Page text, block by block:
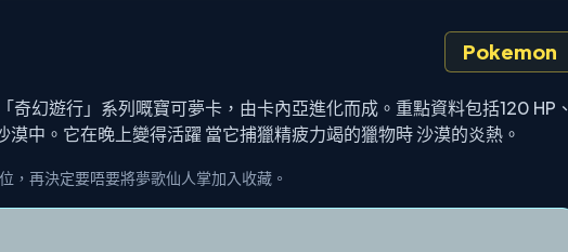
Pokemon
幻遊行」系列嘅寶可夢卡，由卡內亞進化而成。重點資料包括120 HP、
中。它在晚上變得活躍 當它捕獵精疲力竭的獵物時 沙漠的炎熱。
，再決定要唔要將夢歌仙人掌加入收藏。